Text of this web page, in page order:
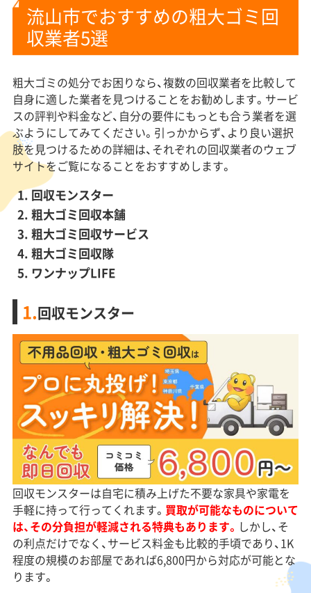
流山市でおすすめの粗大ゴミ回
収業者5選
粗大ゴミの処分でお困りなら、複数の回収業者を比較して
自身に適した業者を見つけることをお勧めします。サービ
スの評判や料金など、自分の要件にもっとも合う業者を選
ぶようにしてみてください。引っかからず、より良い選択
肢を見つけるための詳細は、それぞれの回収業者のウェブ
サイトをご覧になることをおすすめします。
回収モンスター
粗大ゴミ回収本舗
粗大ゴミ回収サービス
粗大ゴミ回収隊
ワンナップLIFE
1.回収モンスター
回収モンスターは自宅に積み上げた不要な家具や家電を
手軽に持って行ってくれます。 買取が可能なものについて
は、その分負担が軽減される特典もあります。 しかし、そ
の利点だけでなく、サービス料金も比較的手頃であり、1K
程度の規模のお部屋であれば6,800円から対応が可能とな
ります。